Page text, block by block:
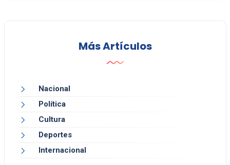
Más Artículos
Nacional
Política
Cultura
Deportes
Internacional